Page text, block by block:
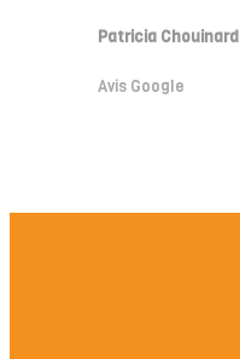
Patricia Chouinard
Avis Google